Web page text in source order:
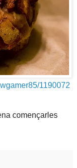
1190072
començarles